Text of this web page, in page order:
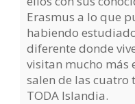
Erasmus a lo que
habiendo
diferente donde
visitan mucho más
salen de las cuatro
TODA Islandia.